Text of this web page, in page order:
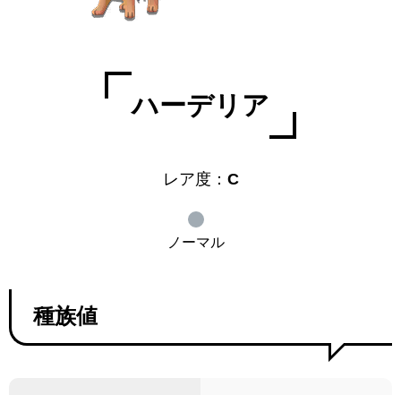
ハーデリア
レア度： C
ノーマル
種族値